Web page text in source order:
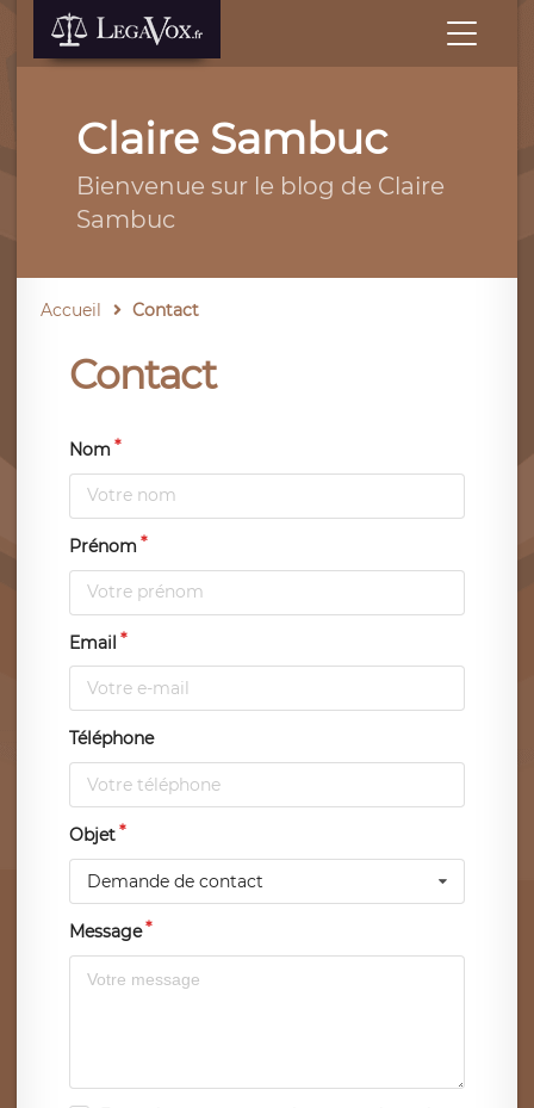
Claire Sambuc
Bienvenue sur le blog de Claire
Sambuc
Accueil Contact
Contact
Nom
Prénom
Email
Téléphone
Objet
Demande de contact
Message